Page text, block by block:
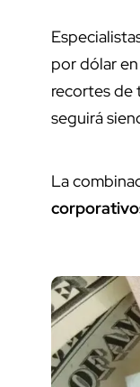
por dólar
recortes de
seguirá
La